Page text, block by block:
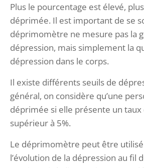
Plus le pourcentage est élevé,
déprimée. Il est important de se
déprimomètre ne mesure pas la
dépression, mais simplement la
dépression dans le corps.
Il existe différents seuils de
général, on considère qu’une
déprimée si elle présente un taux
supérieur à 5%.
Le déprimomètre peut être
l’évolution de la dépression au fil